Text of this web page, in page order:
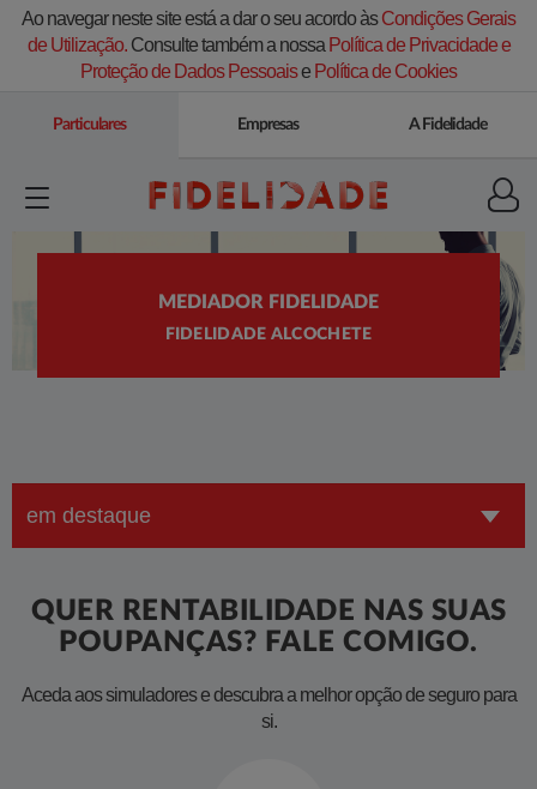
Ao navegar neste site está a dar o seu acordo àsCondições Gerais
de Utilização.Consulte também a nossa Política de Privacidade e
Proteção de Dados Pessoaise Política de Cookies
Particulares Empresas A Fidelidade
MEDIADOR FIDELIDADE
FIDELIDADE ALCOCHETE
QUER RENTABILIDADE NAS SUAS
POUPANÇAS? FALE COMIGO.
​​Aceda aos simuladores e descubra a melhor opção de seguro para
si.